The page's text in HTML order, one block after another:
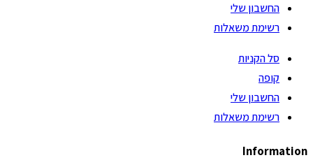
החשבון שלי
רשימת משאלות
סל הקניות
קופה
החשבון שלי
רשימת משאלות
Information